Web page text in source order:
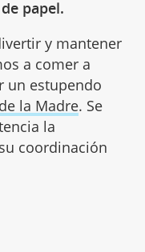
papel.
y mantener
a comer a
un estupendo
la Madre. Se
la
coordinación